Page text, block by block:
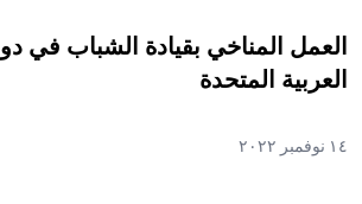
العمل المناخي بقيادة الشباب في
العربية المتحدة
١٤ نوفمبر ٢٠٢٢